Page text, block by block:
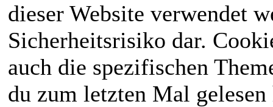
dieser Website verwendet
Sicherheitsrisiko dar.
auch die spezifischen
du zum letzten Mal